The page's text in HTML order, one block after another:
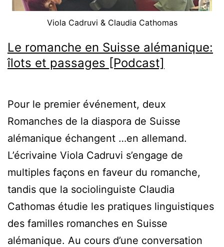
Viola Cadruvi & Claudia Cathomas
Le romanche en Suisse alémanique:
îlots et passages [Podcast]
Pour le premier événement, deux
Romanches de la diaspora de Suisse
alémanique échangent …en allemand.
L’écrivaine Viola Cadruvi s’engage de
multiples façons en faveur du romanche,
tandis que la sociolinguiste Claudia
Cathomas étudie les pratiques linguistiques
des familles romanches en Suisse
alémanique. Au cours d’une conversation